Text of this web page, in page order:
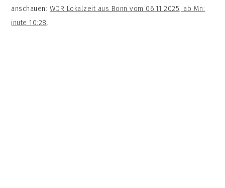
anschauen: WDR Lokalzeit aus Bonn vom 06.11.2025, ab Mn:
inute 10:28.